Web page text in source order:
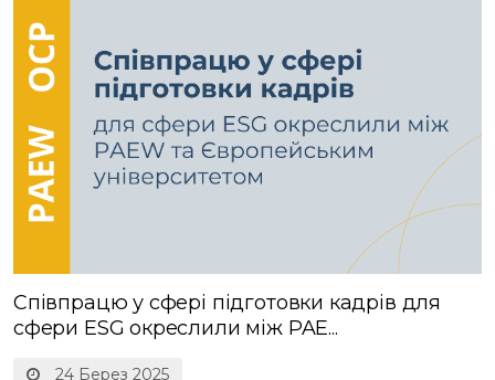
24 Берез 2025
Співпрацю у сфері підготовки кадрів для
сфери ESG окреслили між PAE...